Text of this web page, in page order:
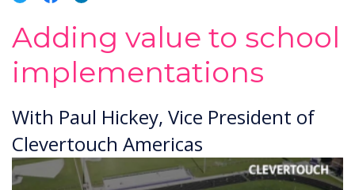
Adding value to school
implementations
With Paul Hickey, Vice President of
Clevertouch Americas